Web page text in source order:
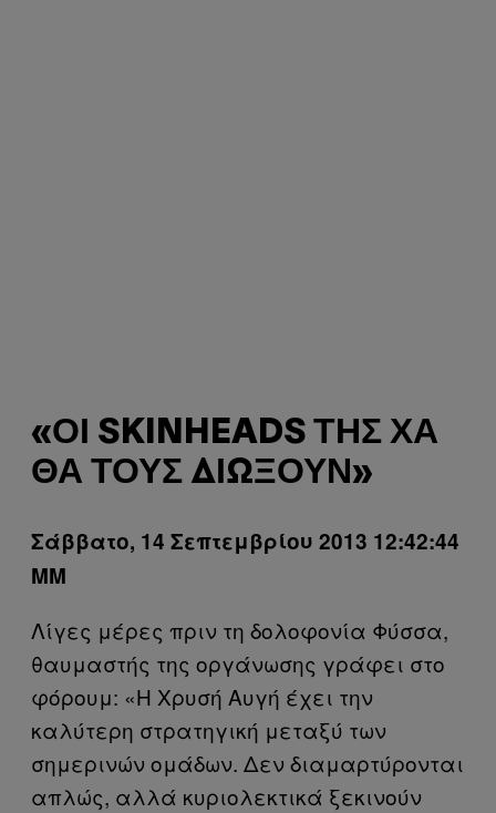
«ΟΙ SKINHEADS ΤΗΣ ΧΑ
ΘΑ ΤΟΥΣ ΔΙΏΞΟΥΝ»
Σάββατο, 14 Σεπτεμβρίου 2013 12:42:44
ΜΜ
Λίγες μέρες πριν τη δολοφονία Φύσσα,
θαυμαστής της οργάνωσης γράφει στο
φόρουμ: «Η Χρυσή Αυγή έχει την
καλύτερη στρατηγική μεταξύ των
σημερινών ομάδων. Δεν διαμαρτύρονται
απλώς, αλλά κυριολεκτικά ξεκινούν